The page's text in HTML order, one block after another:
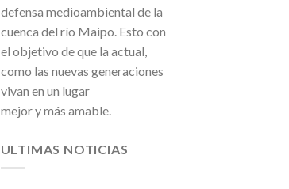
defensa medioambiental de la
cuenca del río Maipo. Esto con
el objetivo de que la actual,
como las nuevas generaciones
vivan en un lugar
mejor y más amable.
ULTIMAS NOTICIAS